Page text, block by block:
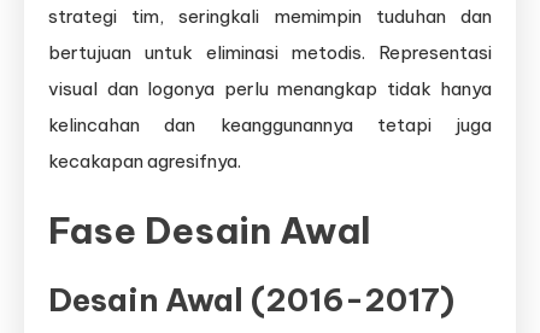
strategi tim, seringkali memimpin tuduhan dan
bertujuan untuk eliminasi metodis. Representasi
visual dan logonya perlu menangkap tidak hanya
kelincahan dan keanggunannya tetapi juga
kecakapan agresifnya.
Fase Desain Awal
Desain Awal (2016-2017)